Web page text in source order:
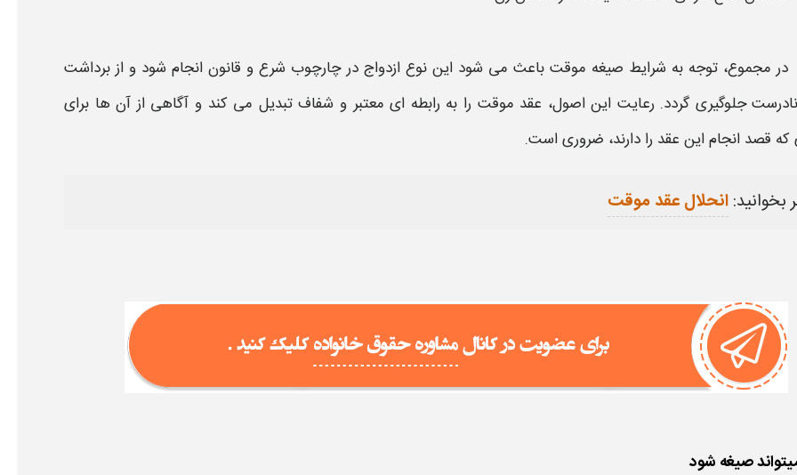
در مجموع، توجه به شرایط صیغه موقت باعث می شود این نوع ازدواج در چارچوب شرع و قانون انجام شود و از برداشت
جلوگیری گردد. رعایت این اصول، عقد موقت را به رابطه ای معتبر و شفاف تبدیل می کند و آگاهی از آن ها برای
که قصد انجام این عقد را دارند، ضروری است.
بخوانید: انحلال عقد موقت
صیغه شود